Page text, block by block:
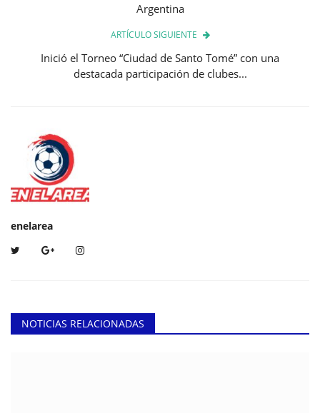
Argentina
ARTÍCULO SIGUIENTE
Inició el Torneo “Ciudad de Santo Tomé” con una
destacada participación de clubes...
enelarea
NOTICIAS RELACIONADAS